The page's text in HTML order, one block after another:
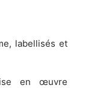
labellisés et
en œuvre